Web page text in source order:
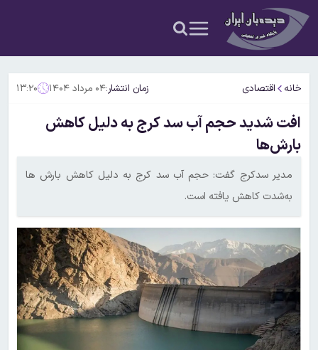
خانه اقتصادی زمان انتشار:۰۴ مرداد ۱۴۰۴ ۱۳:۲۰
افت شدید حجم آب سد کرج به دلیل کاهش
بارش‌ها
مدیر سدکرج گفت: حجم آب سد کرج به دلیل کاهش بارش ها
به‌شدت کاهش یافته است.